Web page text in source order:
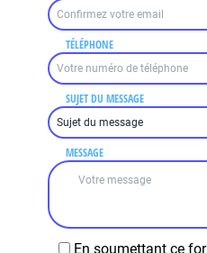
TÉLÉPHONE
SUJET DU MESSAGE
MESSAGE
En soumettant ce